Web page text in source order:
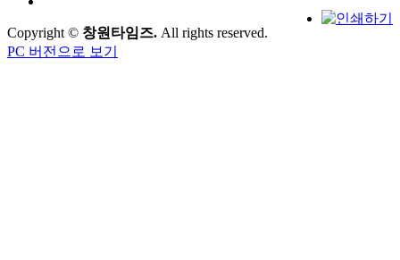
Copyright © 창원타임즈. All rights reserved.
PC 버전으로 보기